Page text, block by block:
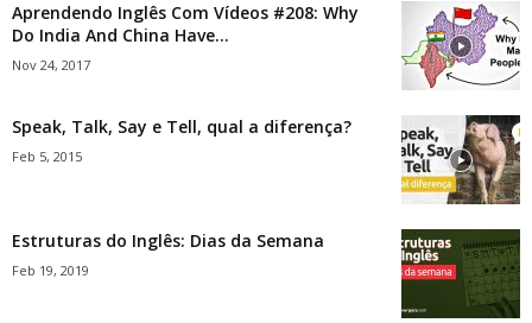
Aprendendo Inglês Com Vídeos #208: Why
Do India And China Have...
Nov 24, 2017
Speak, Talk, Say e Tell, qual a diferença?
Feb 5, 2015
Estruturas do Inglês: Dias da Semana
Feb 19, 2019